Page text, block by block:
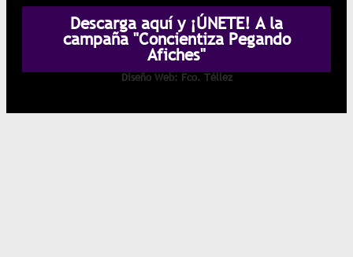
Descarga aquí y ¡ÚNETE! A la
campaña "Concientiza Pegando
Afiches"
Diseño Web: Fco. Téllez